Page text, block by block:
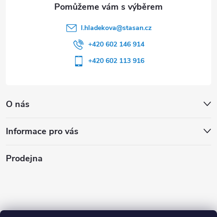
O nás
Informace pro vás
l.hladekova@stasan.cz
+420 602 146 914
+420 602 113 916
Prodejna